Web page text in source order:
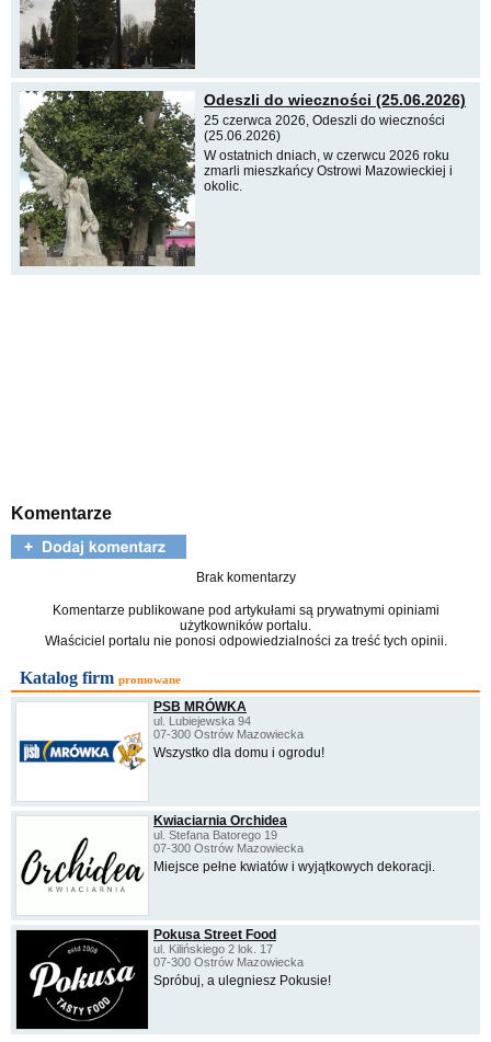
Odeszli do wieczności (25.06.2026)
25 czerwca 2026, Odeszli do wieczności
(25.06.2026)
W ostatnich dniach, w czerwcu 2026 roku
zmarli mieszkańcy Ostrowi Mazowieckiej i
okolic.
Komentarze
Brak komentarzy
Komentarze publikowane pod artykułami są prywatnymi opiniami
użytkowników portalu.
Właściciel portalu nie ponosi odpowiedzialności za treść tych opinii.
Katalog firm promowane
PSB MRÓWKA
ul. Lubiejewska 94
07-300 Ostrów Mazowiecka
Wszystko dla domu i ogrodu!
Kwiaciarnia Orchidea
ul. Stefana Batorego 19
07-300 Ostrów Mazowiecka
Miejsce pełne kwiatów i wyjątkowych dekoracji.
Pokusa Street Food
ul. Kilińskiego 2 lok. 17
07-300 Ostrów Mazowiecka
Spróbuj, a ulegniesz Pokusie!